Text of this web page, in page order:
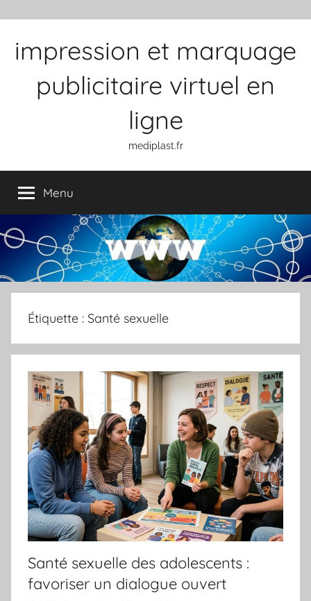
impression et marquage
publicitaire virtuel en
ligne
mediplast.fr
Menu
Étiquette : Santé sexuelle
Santé sexuelle des adolescents :
favoriser un dialogue ouvert